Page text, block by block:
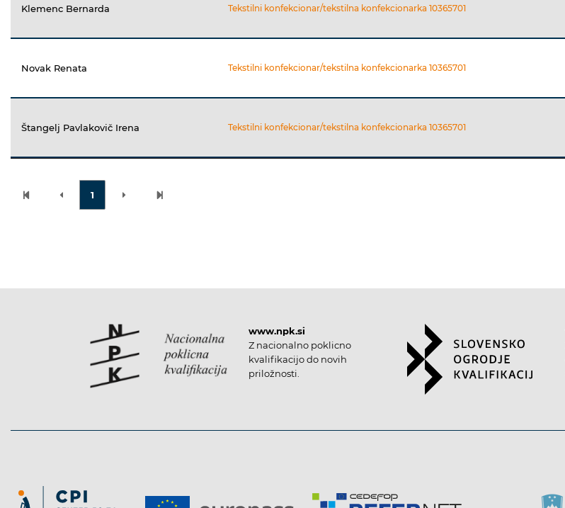
Klemenc Bernarda Tekstilni konfekcionar/tekstilna konfekcionarka 10365701
Novak Renata Tekstilni konfekcionar/tekstilna konfekcionarka 10365701
Štangelj Pavlakovič Irena Tekstilni konfekcionar/tekstilna konfekcionarka 10365701
1
www.npk.si
Z nacionalno poklicno
kvalifikacijo do novih
priložnosti.